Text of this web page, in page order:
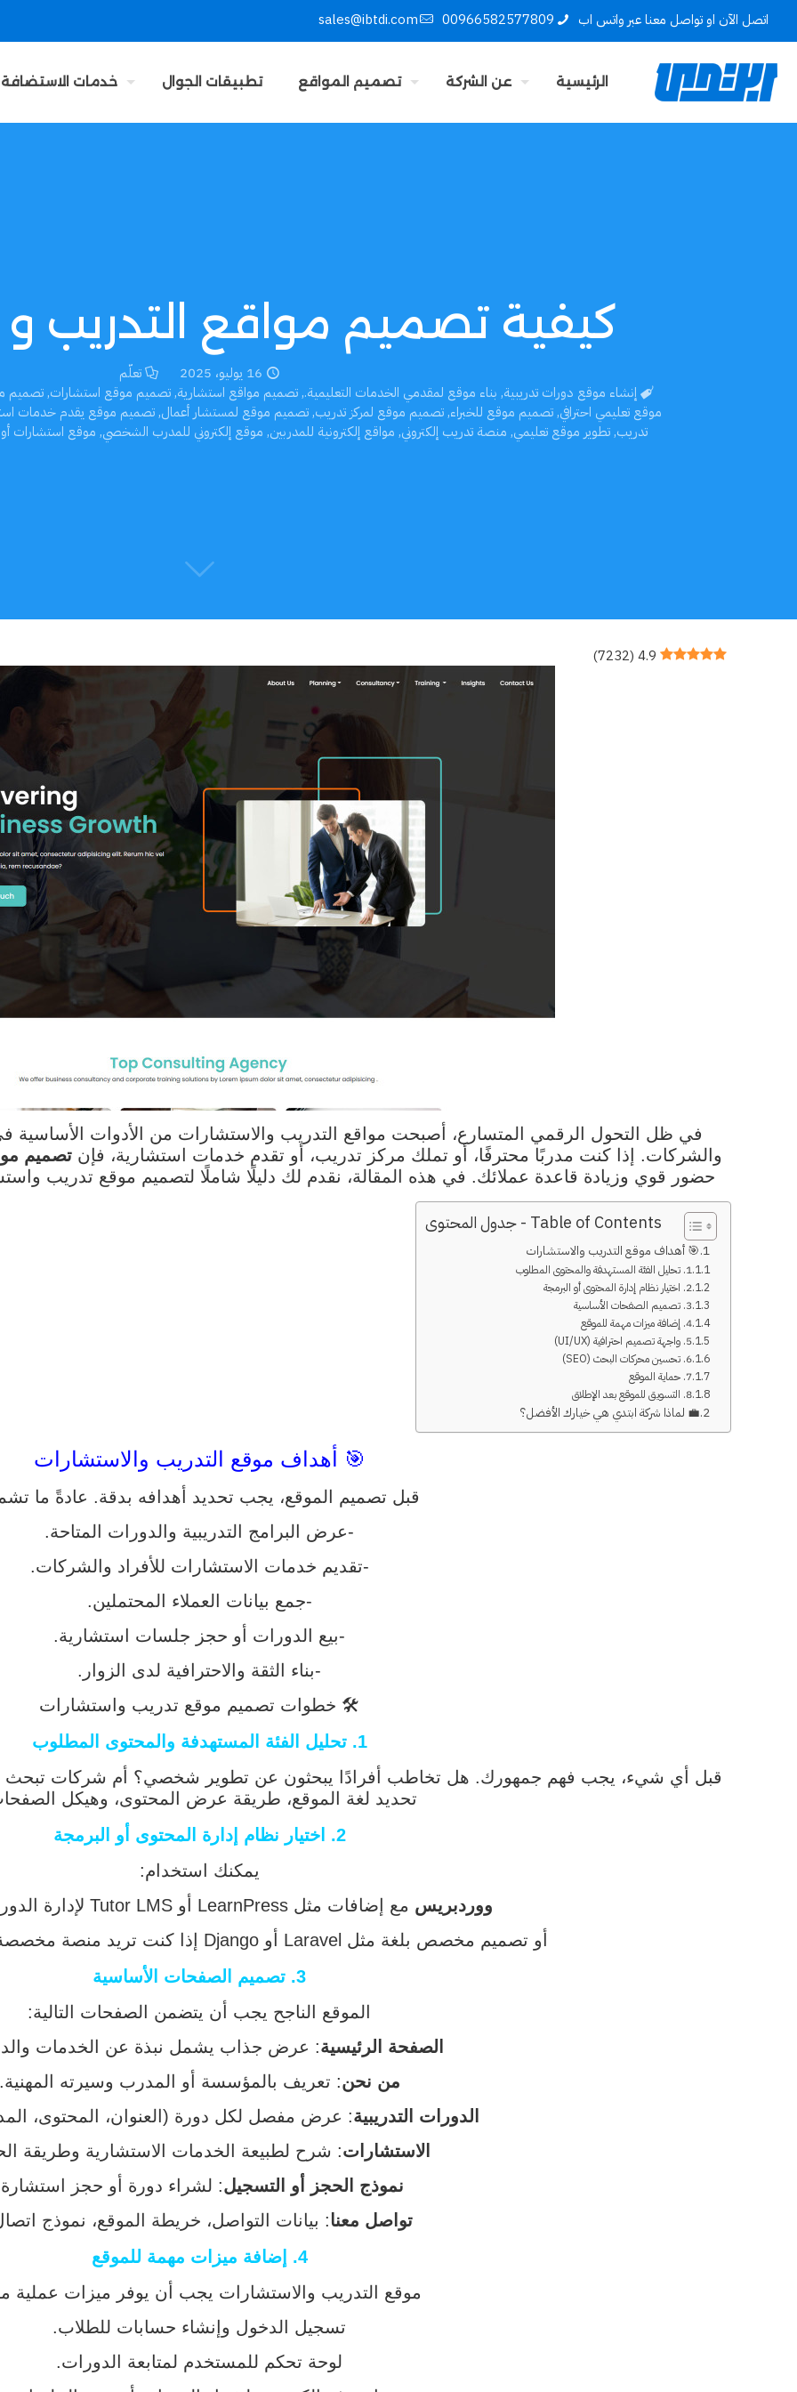
اتصل الآن او تواصل معنا عبر واتس اب 00966582577809
sales@ibtdi.com
الرئيسية عن الشركة تصميم المواقع تطبيقات الجوال خدمات الاستضافة
كيفية تصميم مواقع التدريب و
16 يوليو، 2025
تعلّم
إنشاء موقع دورات تدريبية, بناء موقع لمقدمي الخدمات التعليمية.,تصميم مواقع استشارية,تصميم موقع استشارات,تصميم
موقع تعليمي احترافي,تصميم موقع للخبراء,تصميم موقع لمركز تدريب,تصميم موقع لمستشار أعمال,تصميم موقع يقدم خدمات
تدريب,تطوير موقع تعليمي, منصة تدريب إلكتروني, مواقع إلكترونية للمدربين, موقع إلكتروني للمدرب الشخصي, موقع استشارات
4.9
(
7232
)
في ظل التحول الرقمي المتسارع، أصبحت مواقع التدريب والاستشارات من الأدوات الأساسية
والشركات. إذا كنت مدربًا محترفًا، أو تملك مركز تدريب، أو تقدم خدمات استشارية، فإنتصميم
حضور قوي وزيادة قاعدة عملائك. في هذه المقالة، نقدم لك دليلًا شاملًا لتصميم موقع تدريب
Table of Contents - جدول المحتوى
🎯 أهداف موقع التدريب والاستشارات
1. تحليل الفئة المستهدفة والمحتوى المطلوب
2. اختيار نظام إدارة المحتوى أو البرمجة
3. تصميم الصفحات الأساسية
4. إضافة ميزات مهمة للموقع
5. واجهة تصميم احترافية (UI/UX)
6. تحسين محركات البحث (SEO)
7. حماية الموقع
8. التسويق للموقع بعد الإطلاق
💼 لماذا شركة ابتدي هي خيارك الأفضل؟
🎯 أهداف موقع التدريب والاستشارات
قبل تصميم الموقع، يجب تحديد أهدافه بدقة. عادةً ما
-عرض البرامج التدريبية والدورات المتاحة.
-تقديم خدمات الاستشارات للأفراد والشركات.
-جمع بيانات العملاء المحتملين.
-بيع الدورات أو حجز جلسات استشارية.
-بناء الثقة والاحترافية لدى الزوار.
🛠️ خطوات تصميم موقع تدريب واستشارات
1.
تحليل الفئة المستهدفة والمحتوى المطلوب
قبل أي شيء، يجب فهم جمهورك. هل تخاطب أفرادًا يبحثون عن تطوير شخصي؟ أم شركات تبحث
تحديد لغة الموقع، طريقة عرض المحتوى، وهيكل
2.
اختيار نظام إدارة المحتوى أو البرمجة
يمكنك استخدام:
ووردبريس مع إضافات مثل LearnPress أو Tutor LMS لإدارة الدورات التدريبية.
أو تصميم مخصص بلغة مثل Laravel أو Django إذا كنت تريد منصة مخصصة بالكامل من الصفر.
3. تصميم الصفحات الأساسية
الموقع الناجح يجب أن يتضمن الصفحات التالية:
الصفحة الرئيسية: عرض جذاب يشمل نبذة عن الخدمات
من نحن: تعريف بالمؤسسة أو المدرب وسيرته
الدورات التدريبية: عرض مفصل لكل دورة (العنوان، المحتوى،
الاستشارات: شرح لطبيعة الخدمات الاستشارية وطريقة
نموذج الحجز أو التسجيل: لشراء دورة أو حجز
تواصل معنا: بيانات التواصل، خريطة الموقع، نموذج
4.
إضافة ميزات مهمة للموقع
موقع التدريب والاستشارات يجب أن يوفر ميزات عملية
تسجيل الدخول وإنشاء حسابات للطلاب.
لوحة تحكم للمستخدم لمتابعة الدورات.